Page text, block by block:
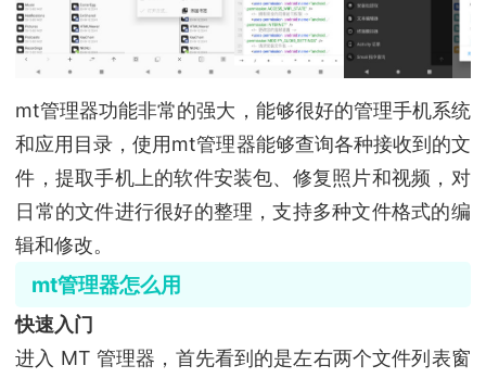
mt管理器功能非常的强大，能够很好的管理手机系统
和应用目录，使用mt管理器能够查询各种接收到的文
件，提取手机上的软件安装包、修复照片和视频，对
日常的文件进行很好的整理，支持多种文件格式的编
辑和修改。
mt管理器怎么用
快速入门
进入 MT 管理器，首先看到的是左右两个文件列表窗